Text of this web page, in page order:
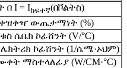
በ I = Iከፍተኛ(በቮልትስ)
ውጤታማነት (%)
ሴቤክ ኮፊሸንት (V/°C)
ኮፊሸንት (1/ሴሜ·ኦህም)
ማስተላለፊያ (W/CM·°C)